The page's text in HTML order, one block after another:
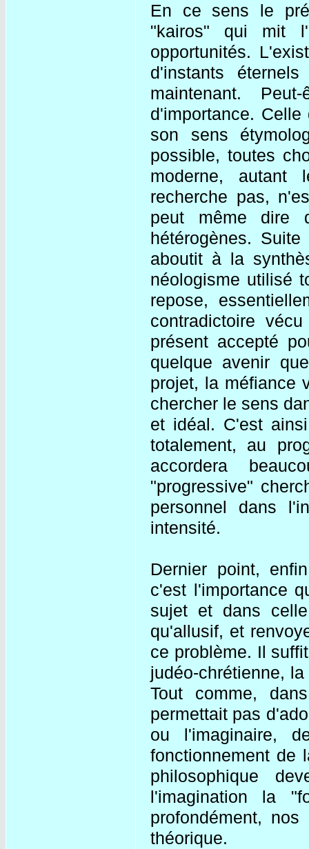
En ce sens le
"kairos" qui mit
opportunités.
d'instants
maintenant.
d'importance.
son sens
possible, toutes
moderne, autant
recherche pas,
peut même dire
hétérogènes.
aboutit à la
néologisme utilisé
repose,
contradictoire
présent accepté
quelque avenir
projet, la méfiance
chercher le sens
et idéal. C'est
totalement, au
accordera
"progressive"
personnel dans
intensité.
Dernier point,
c'est l'importance
sujet et dans
qu'allusif, et
ce problème. Il
judéo-chrétienne,
Tout comme,
permettait pas
ou l'imaginaire,
fonctionnement de
philosophique
l'imagination la
profondément,
théorique.